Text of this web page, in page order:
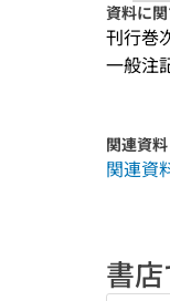
資料に
刊行巻
一般注
関連資
関連資
書